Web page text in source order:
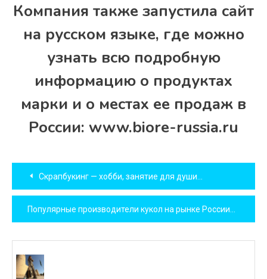
Компания также запустила сайт
на русском языке, где можно
узнать всю подробную
информацию о продуктах
марки и о местах ее продаж в
России: www.biore-russia.ru
Навигация
по
записям
Скрапбукинг — хобби, занятие для души…
Популярные производители кукол на рынке России